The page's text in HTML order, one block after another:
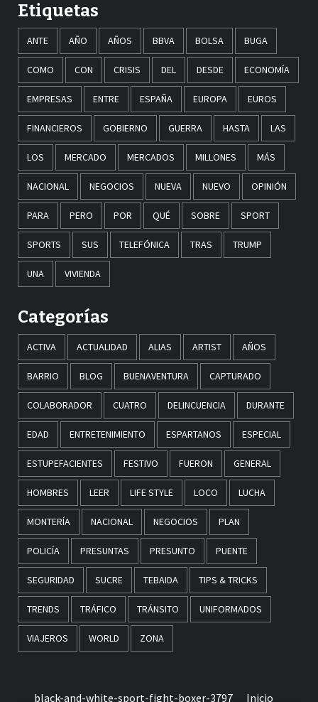
Etiquetas
ANTE AÑO AÑOS BBVA BOLSA BUGA
COMO CON CRISIS DEL DESDE ECONOMÍA
EMPRESAS ENTRE ESPAÑA EUROPA EUROS
FINANCIEROS GOBIERNO GUERRA HASTA LAS
LOS MERCADO MERCADOS MILLONES MÁS
NACIONAL NEGOCIOS NUEVA NUEVO OPINIÓN
PARA PERO POR QUÉ SOBRE SPORT
SPORTS SUS TELEFÓNICA TRAS TRUMP
UNA VIVIENDA
Categorías
ACTIVA ACTUALIDAD ALIAS ARTIST AÑOS
BARRIO BLOG BUENAVENTURA CAPTURADO
COLABORADOR CUATRO DELINCUENCIA DURANTE
EDAD ENTRETENIMIENTO ESPARTANOS ESPECIAL
ESTUPEFACIENTES FESTIVO FUERON GENERAL
HOMBRES LEER LIFE STYLE LOCO LUCHA
MONTERÍA NACIONAL NEGOCIOS PLAN
POLICÍA PRESUNTAS PRESUNTO PUENTE
SEGURIDAD SUCRE TEBAIDA TIPS & TRICKS
TRENDS TRÁFICO TRÁNSITO UNIFORMADOS
VIAJEROS WORLD ZONA
black-and-white-sport-fight-boxer-3797 Inicio